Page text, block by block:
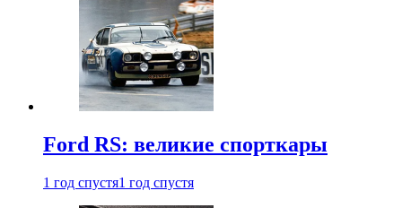
Ford RS: великие спорткары
1 год спустя1 год спустя